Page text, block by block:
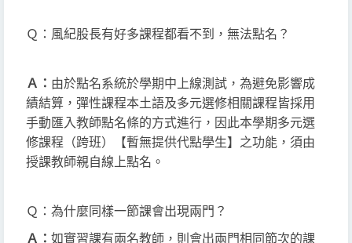
Ｑ： 風紀股長有好多課程都看不到，無法點名 ？
Ａ： 由於點名系統於學期中上線測試，為避免影響成
績結算， 彈性課程本土語及多元選修相關課程皆採用
手動匯入教師點名條的方式進行，因此本學期多元選
修課程（跨班）【暫無提供代點學生】 之功能，須由
授課教師親自線上點名。
Ｑ： 為什麼同樣一節課會出現兩門 ？
Ａ： 如實習課有兩名教師，則會出兩門相同節次的課